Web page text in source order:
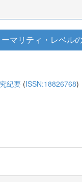
マリティ・レベル
紀要 (ISSN:18826768)